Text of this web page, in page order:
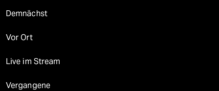
Demnächst
Vor Ort
Live im Stream
Vergangene